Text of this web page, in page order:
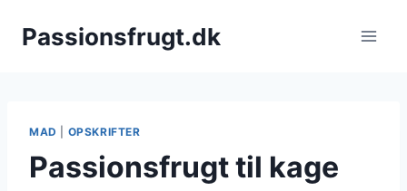
Passionsfrugt.dk
MAD OPSKRIFTER
Passionsfrugt til kage